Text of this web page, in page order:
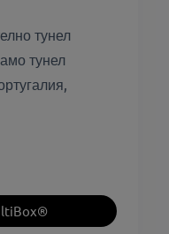
тунел
тунел